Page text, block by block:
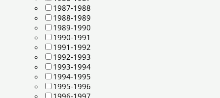
1987-1988
1988-1989
1989-1990
1990-1991
1991-1992
1992-1993
1993-1994
1994-1995
1995-1996